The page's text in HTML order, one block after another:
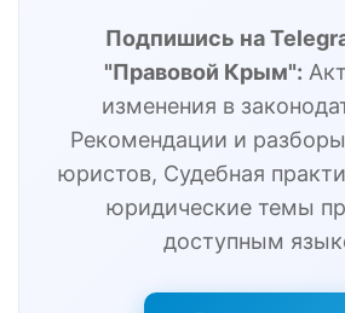
Подпишись на
"Правовой Крым":
изменения в
Рекомендации и
юристов, Судебная
юридические темы
доступным